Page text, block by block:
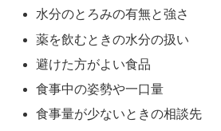
水分のとろみの有無と強さ
薬を飲むときの水分の扱い
避けた方がよい食品
食事中の姿勢や一口量
食事量が少ないときの相談先